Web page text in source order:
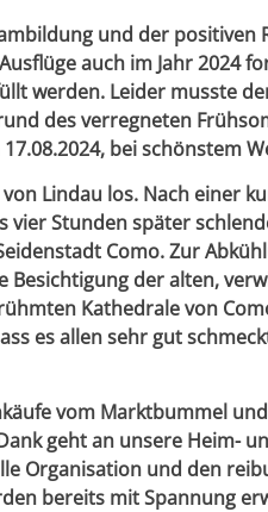
und der
auch im Jahr 2024
werden. Leider musste
des verregneten
bei schönstem
Lindau los. Nach einer
vier Stunden später
Como. Zur
Besichtigung der alten,
Kathedrale von
es allen sehr gut
vom Marktbummel
geht an unsere Heim-
Organisation und den
bereits mit Spannung